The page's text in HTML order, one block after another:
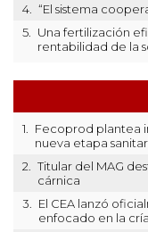
4.
“El sistema
5.
Una fertilización
rentabilidad de la
1.
Fecoprod plantea
nueva etapa
2.
Titular del MAG
cárnica
3.
El CEA lanzó
enfocado en la